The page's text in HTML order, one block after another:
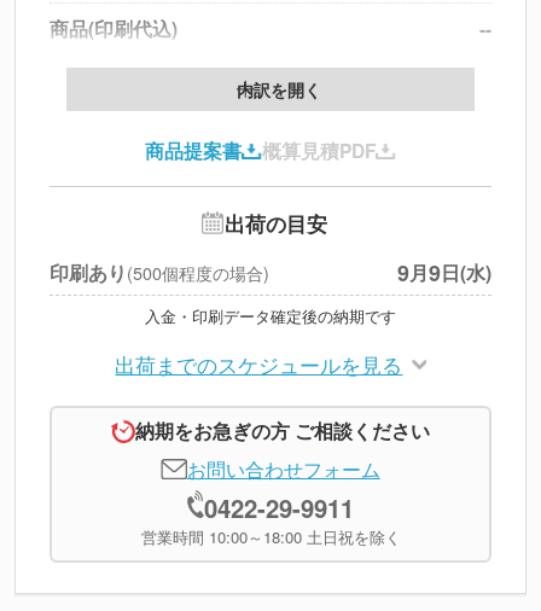
商品(印刷代込)
--
データ配置料
印刷代
北海道・沖縄・離島 別途
円
※上記小計は税別です
内訳を開く
商品提案書 概算見積PDF
出荷の目安
印刷あり (500個程度の場合) 9月9日(水)
入金・印刷データ確定後の納期です
出荷までのスケジュールを見る
納期をお急ぎの方 ご相談ください
お問い合わせフォーム
0422-29-9911
営業時間 10:00～18:00 土日祝を除く